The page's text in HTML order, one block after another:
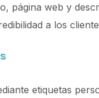
página web y
a los
etiquetas